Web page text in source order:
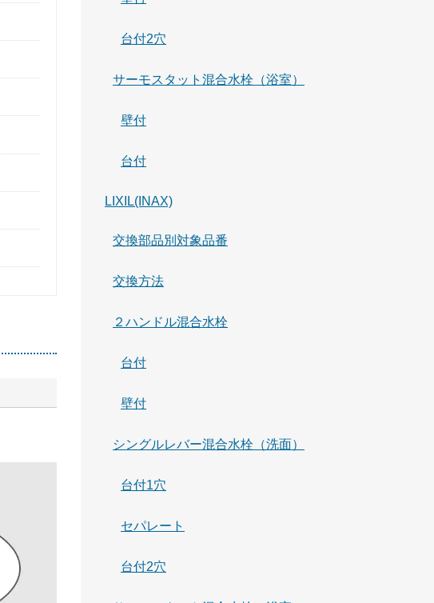
台付2穴
サーモスタット混合水栓（浴室）
壁付
台付
LIXIL(INAX)
交換部品別対象品番
交換方法
２ハンドル混合水栓
台付
壁付
シングルレバー混合水栓（洗面）
台付1穴
セパレート
台付2穴